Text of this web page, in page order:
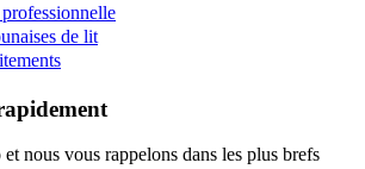
de lit
nous vous rappelons dans les plus brefs